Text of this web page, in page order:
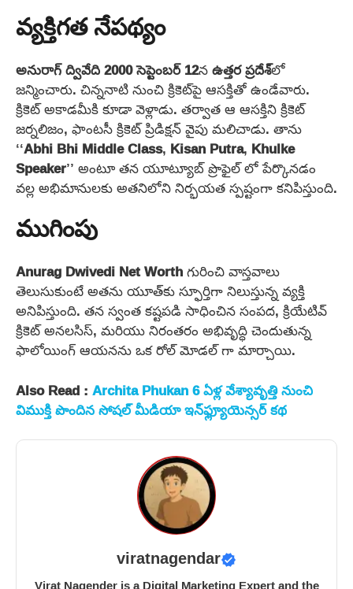
వ్యక్తిగత నేపథ్యం
అనురాగ్ ద్వివేది2000సెప్టెంబర్ 12నఉత్తర ప్రదేశ్‌లో
జన్మించారు. చిన్ననాటి నుంచి క్రికెట్‌పై ఆసక్తితో ఉండేవారు.
క్రికెట్ అకాడమీకి కూడా వెళ్లాడు. తర్వాత ఆ ఆసక్తిని క్రికెట్
జర్నలిజం, ఫాంటసీ క్రికెట్ ప్రిడిక్షన్ వైపు మలిచాడు. తాను
‘‘Abhi Bhi Middle Class, Kisan Putra, Khulke
Speaker’’ అంటూ తన యూట్యూబ్ ప్రొఫైల్ లో పేర్కొనడం
వల్ల అభిమానులకు అతనిలోని నిర్భయత స్పష్టంగా కనిపిస్తుంది.
ముగింపు
Anurag Dwivedi Net Worthగురించి వాస్తవాలు
తెలుసుకుంటే అతను యూత్‌కు స్ఫూర్తిగా నిలుస్తున్న వ్యక్తి
అనిపిస్తుంది. తన స్వంత కష్టపడి సాధించిన సంపద, క్రియేటివ్
క్రికెట్ అనలసిస్, మరియు నిరంతరం అభివృద్ధి చెందుతున్న
ఫాలోయింగ్ ఆయనను ఒక రోల్ మోడల్ గా మార్చాయి.
Also Read :Archita Phukan 6 ఏళ్ల వేశ్యావృత్తి నుంచి
విముక్తి పొందిన సోషల్ మీడియా ఇన్‌ఫ్ల్యూయెన్సర్ కథ
viratnagendar